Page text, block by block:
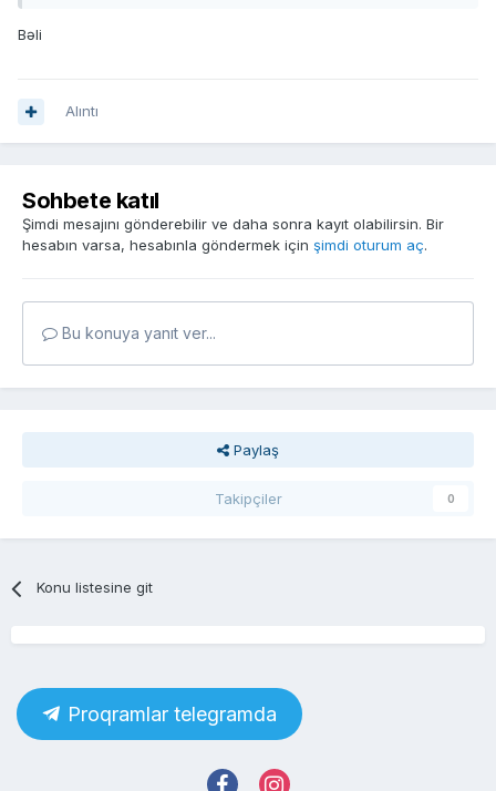
Bəli
Alıntı
Sohbete katıl
Şimdi mesajını gönderebilir ve daha sonra kayıt olabilirsin. Bir
hesabın varsa, hesabınla göndermek için şimdi oturum aç.
Bu konuya yanıt ver...
Paylaş
Takipçiler 0
Konu listesine git
Proqramlar telegramda